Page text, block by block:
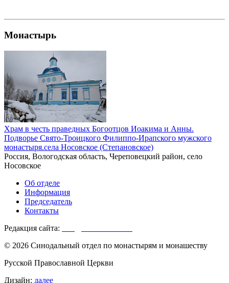
Монастырь
Храм в честь праведных Богоотцов Иоакима и Анны.
Подворье Свято-Троицкого Филиппо-Ирапского мужского
монастыря.села Носовское (Степановское)
Россия, Вологодская область, Череповецкий район, село
Носовское
Об отделе
Информация
Председатель
Контакты
Редакция сайта:
© 2026 Синодальный отдел по монастырям и монашеству
Русской Православной Церкви
Дизайн: далее